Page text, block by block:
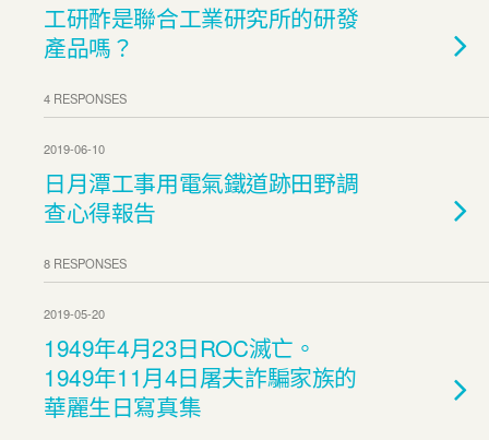
工研酢是聯合工業研究所的研發
產品嗎？
4 RESPONSES
2019-06-10
日月潭工事用電氣鐵道跡田野調
查心得報告
8 RESPONSES
2019-05-20
1949年4月23日ROC滅亡。
1949年11月4日屠夫詐騙家族的
華麗生日寫真集